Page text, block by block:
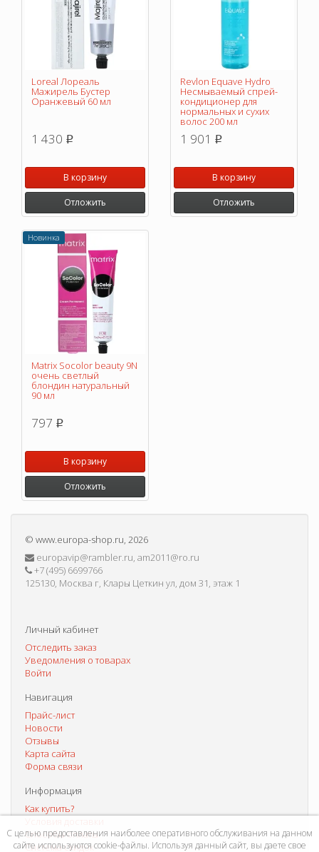
Loreal Лореаль
Мажирель Бустер
Оранжевый 60 мл
1 430 p
В корзину
Отложить
Revlon Equave Hydro
Несмываемый спрей-
кондиционер для
нормальных и сухих
волос 200 мл
1 901 p
В корзину
Отложить
Новинка
Matrix Socolor beauty 9N
очень светлый
блондин натуральный
90 мл
797 p
В корзину
Отложить
© www.europa-shop.ru, 2026
europavip@rambler.ru, am2011@ro.ru
+7 (495) 6699766
125130, Москва г, Клары Цеткин ул, дом 31, этаж 1
Личный кабинет
Отследить заказ
Уведомления о товарах
Войти
Навигация
Прайс-лист
Новости
Отзывы
Карта сайта
Форма связи
Информация
Как купить?
Способы оплаты
Система скидок
С целью предоставления наиболее оперативного обслуживания на данном
сайте используются cookie-файлы. Используя данный сайт, вы даете свое